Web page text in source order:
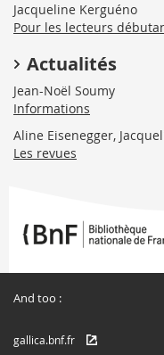
Jacqueline Kerguéno
Pour les lecteurs
Actualités
Jean-Noël Soumy
Informations
Aline Eisenegger,
Les revues
And too :
gallica.bnf.fr